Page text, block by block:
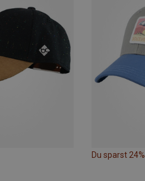
Du sparst 24%